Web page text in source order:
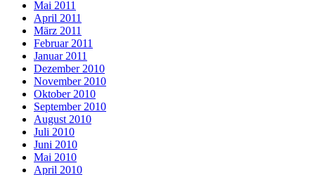
Mai 2011
April 2011
März 2011
Februar 2011
Januar 2011
Dezember 2010
November 2010
Oktober 2010
September 2010
August 2010
Juli 2010
Juni 2010
Mai 2010
April 2010